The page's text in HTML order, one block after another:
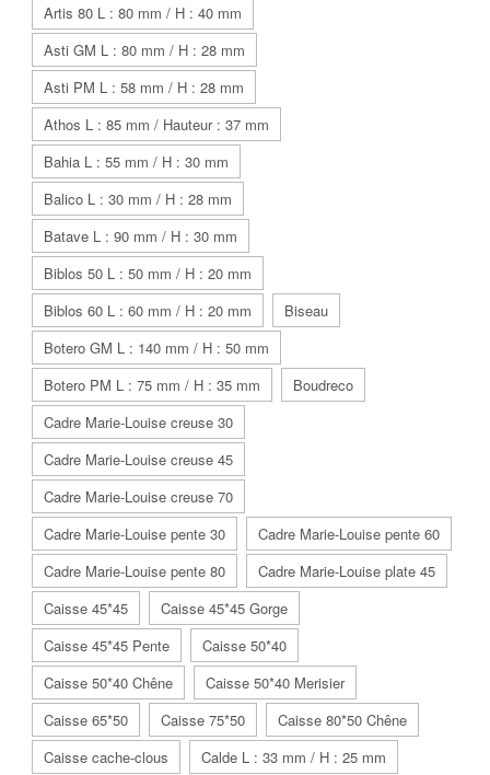
Artis 80 L : 80 mm / H : 40 mm
Asti GM L : 80 mm / H : 28 mm
Asti PM L : 58 mm / H : 28 mm
Athos L : 85 mm / Hauteur : 37 mm
Bahia L : 55 mm / H : 30 mm
Balico L : 30 mm / H : 28 mm
Batave L : 90 mm / H : 30 mm
Biblos 50 L : 50 mm / H : 20 mm
Biblos 60 L : 60 mm / H : 20 mm
Biseau
Botero GM L : 140 mm / H : 50 mm
Botero PM L : 75 mm / H : 35 mm
Boudreco
Cadre Marie-Louise creuse 30
Cadre Marie-Louise creuse 45
Cadre Marie-Louise creuse 70
Cadre Marie-Louise pente 30
Cadre Marie-Louise pente 60
Cadre Marie-Louise pente 80
Cadre Marie-Louise plate 45
Caisse 45*45
Caisse 45*45 Gorge
Caisse 45*45 Pente
Caisse 50*40
Caisse 50*40 Chêne
Caisse 50*40 Merisier
Caisse 65*50
Caisse 75*50
Caisse 80*50 Chêne
Caisse cache-clous
Calde L : 33 mm / H : 25 mm